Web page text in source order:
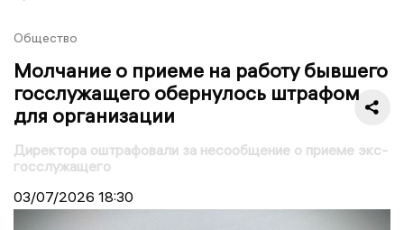
Общество
Молчание о приеме на работу бывшего
госслужащего обернулось штрафом
для организации
Директора оштрафовали за несообщение о приеме экс-
госслужащего
03/07/2026 18:30